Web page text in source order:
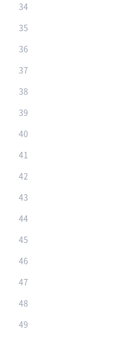
34
35
36
37
38
39
40
41
42
43
44
45
46
47
48
49